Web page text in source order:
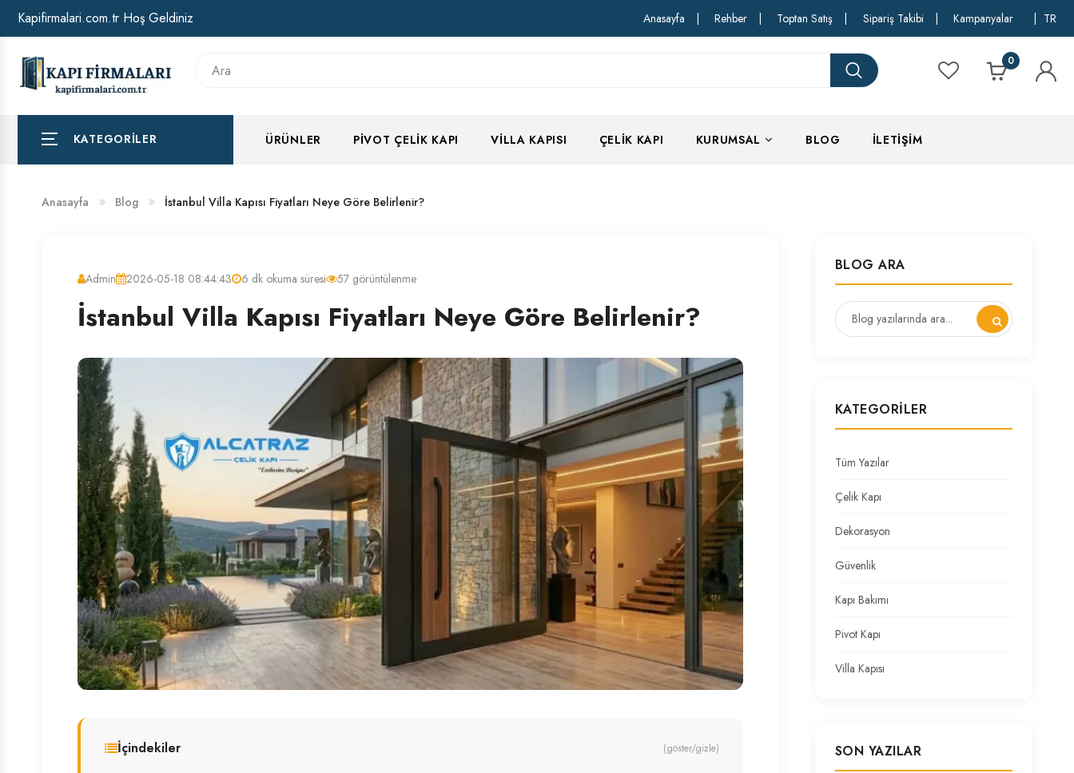
HAKKIMIZDA
BANKA HESAP NUMARALARIMIZ
Kapifirmalari.com.tr Hoş Geldiniz Anasayfa Rehber Toptan Satış Sipariş Takibi Kampanyalar TR
0
KATEGORILER ÜRÜNLER PIVOT ÇELIK KAPI VILLA KAPISI ÇELIK KAPI KURUMSAL BLOG İLETIŞIM
Anasayfa Blog İstanbul Villa Kapısı Fiyatları Neye Göre Belirlenir?
Admin 2026-05-18 08:44:43 6 dk okuma süresi 57 görüntülenme
İstanbul Villa Kapısı Fiyatları Neye Göre Belirlenir?
İçindekiler (göster/gizle)
BLOG ARA
KATEGORILER
Tüm Yazılar
Çelik Kapı
Dekorasyon
Güvenlik
Kapı Bakımı
Pivot Kapı
Villa Kapısı
SON YAZILAR